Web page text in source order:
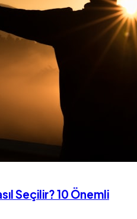
Seçilir? 10 Önemli